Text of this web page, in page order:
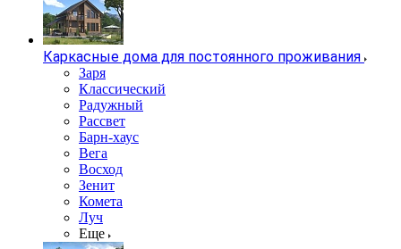
Каркасные дома для постоянного проживания
Заря
Классический
Радужный
Рассвет
Барн-хаус
Вега
Восход
Зенит
Комета
Луч
Еще